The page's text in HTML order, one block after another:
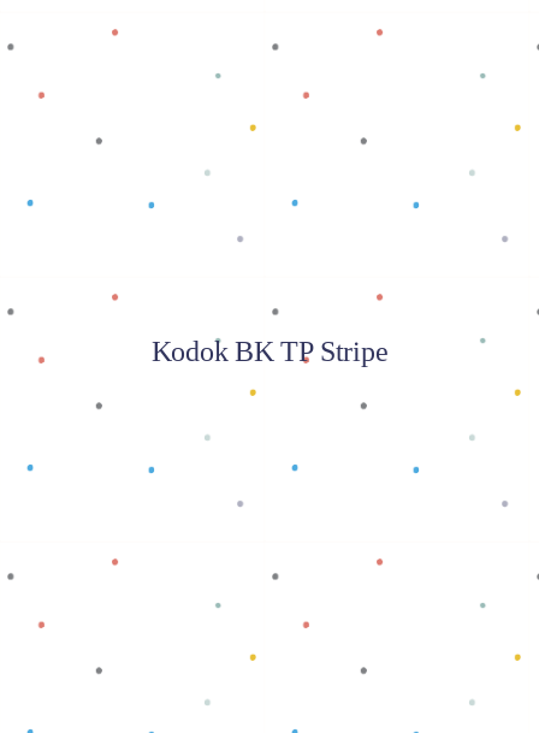
Baca selengkapnya
Kodok BK TP Stripe
Baca selengkapnya